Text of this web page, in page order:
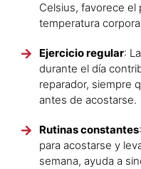
Celsius, favorece
temperatura
Ejercicio regular:
durante el día
reparador, siempre
antes de acostarse.
Rutinas constantes
para acostarse y
semana, ayuda a